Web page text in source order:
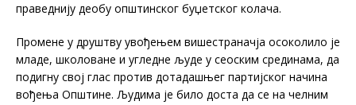
праведнију деобу општинског буџетског колача.
Промене у друштву увођењем вишестраначја осоколило је
младе, школоване и угледне људе у сеоским срединама, да
подигну свој глас против дотадашњег партијског начина
вођења Општине. Људима је било доста да се на челним